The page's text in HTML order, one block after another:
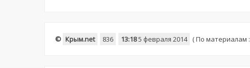
© Крым.net 836 13:185 февраля 2014 (По материалам :